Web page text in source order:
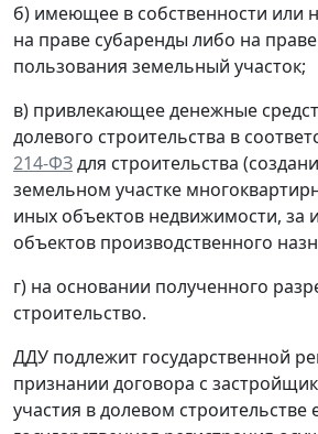
б) имеющее в собственности или
на праве субаренды либо на
пользования земельный участок;
в) привлекающее денежные
долевого строительства в
214-ФЗдля строительства
земельном участке
иных объектов недвижимости, за
объектов производственного
г) на основании полученного
строительство.
ДДУ подлежит государственной
признании договора с
участия в долевом строительстве